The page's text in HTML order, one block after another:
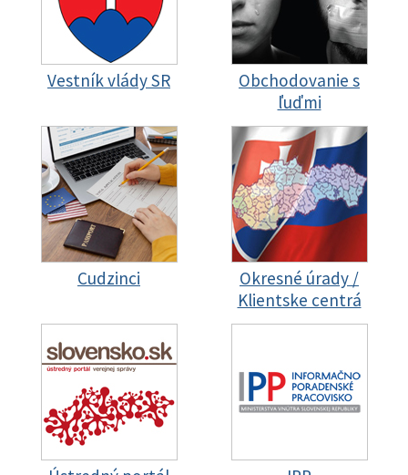
Vestník vlády SR
Obchodovanie s
ľuďmi
Cudzinci
Okresné úrady /
Klientske centrá